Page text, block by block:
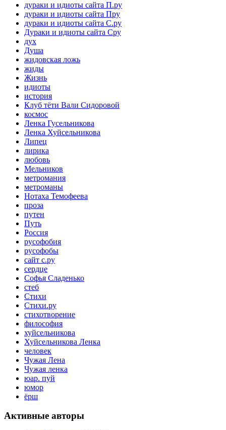
дураки и идиоты сайта П.ру
дураки и идиоты сайта Пру
дураки и идиоты сайта С.ру
Дураки и идиоты сайта Сру
дух
Душа
жидовская ложь
жиды
Жизнь
идиоты
история
Клуб тёти Вали Сидоровой
космос
Ленка Гусельникова
Ленка Хуйсельникова
Липец
лирика
любовь
Мельников
метромания
метроманы
Нотаха Темофеева
проза
путен
Путь
Россия
русофобия
русофобы
сайт с.ру
сердце
Софья Сладенько
стеб
Стихи
Стихи.ру
стихотворение
философия
хуйсельникова
Хуйсельникова Ленка
человек
Чужая Лена
Чужая ленка
юар. пуй
юмор
ёрш
Активные авторы